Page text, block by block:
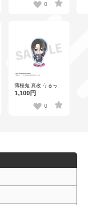
0
薄桜鬼 真改 うるっこ
アクリルスタンド 土
1,100円
0